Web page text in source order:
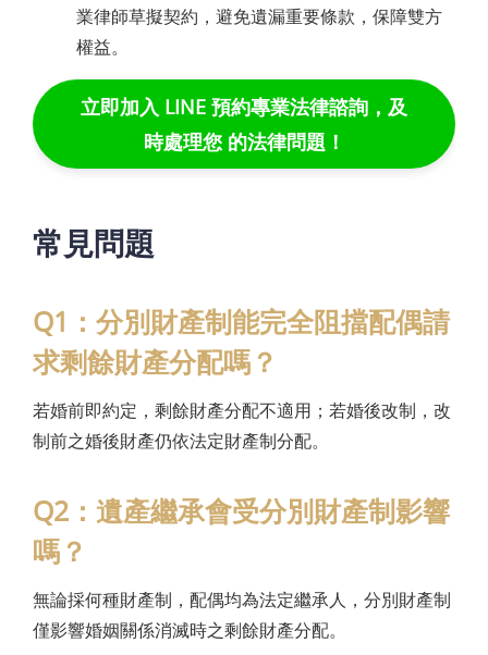
業律師草擬契約，避免遺漏重要條款，保障雙方
權益。
立即加入 LINE 預約專業法律諮詢，及
時處理您 的法律問題！
常見問題
Q1：分別財產制能完全阻擋配偶請
求剩餘財產分配嗎？
若婚前即約定，剩餘財產分配不適用；若婚後改制，改
制前之婚後財產仍依法定財產制分配。
Q2：遺產繼承會受分別財產制影響
嗎？
無論採何種財產制，配偶均為法定繼承人，分別財產制
僅影響婚姻關係消滅時之剩餘財產分配。